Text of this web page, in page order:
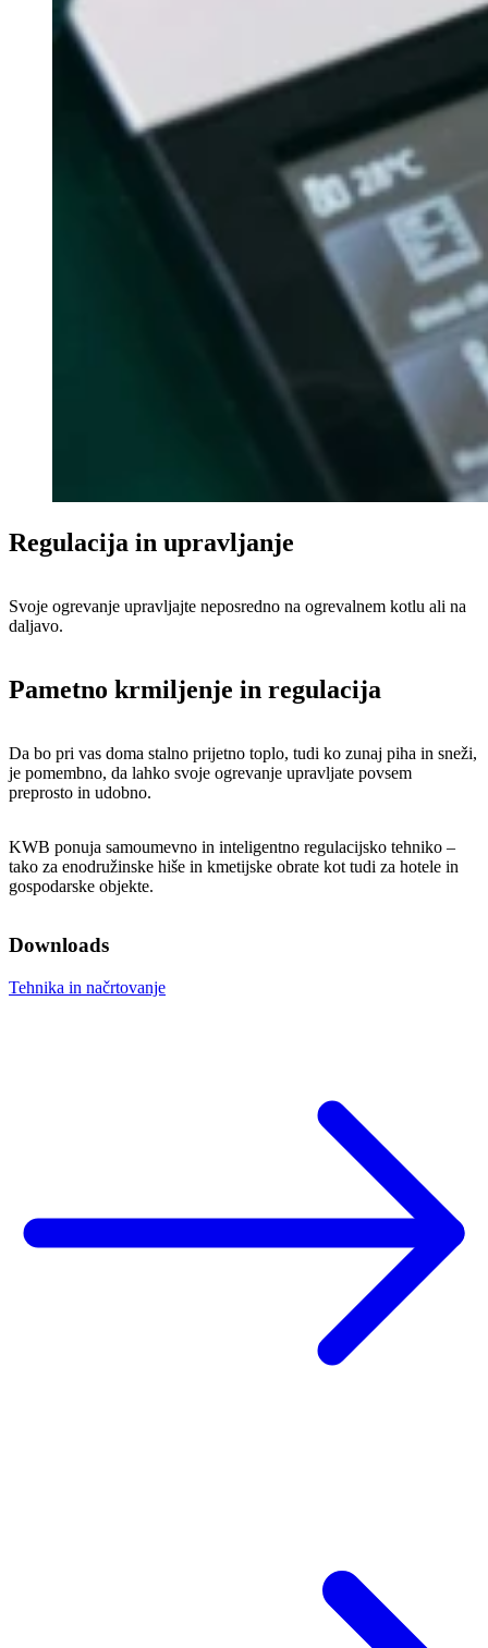
Regulacija in upravljanje
Svoje ogrevanje upravljajte neposredno na ogrevalnem kotlu ali na
daljavo.
Pametno krmiljenje in regulacija
Da bo pri vas doma stalno prijetno toplo, tudi ko zunaj piha in sneži,
je pomembno, da lahko svoje ogrevanje upravljate povsem
preprosto in udobno.
KWB ponuja samoumevno in inteligentno regulacijsko tehniko –
tako za enodružinske hiše in kmetijske obrate kot tudi za hotele in
gospodarske objekte.
Downloads
Tehnika in načrtovanje